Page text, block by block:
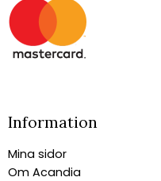
Information
Mina sidor
Om Acandia